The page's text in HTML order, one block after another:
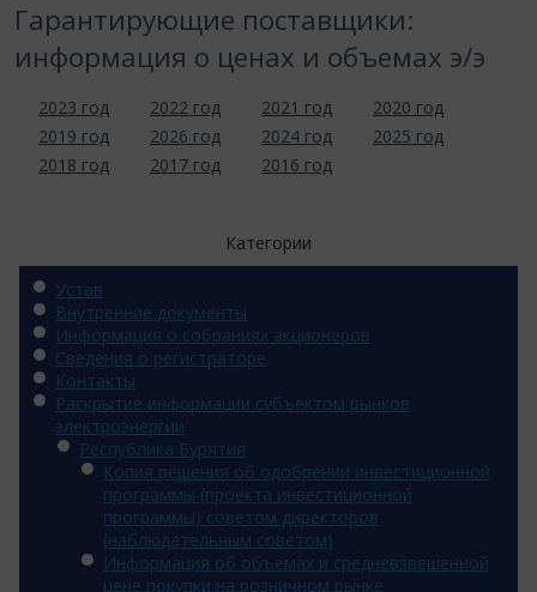
Гарантирующие поставщики:
информация о ценах и объемах э/э
2023 год 2022 год 2021 год
2020 год
2019 год
2026 год 2024 год
2025 год
2018 год
2017 год 2016 год
Категории
Устав
Внутренние документы
Информация о собраниях акционеров
Сведения о регистраторе
Контакты
Раскрытие информации субъектом рынков
электроэнергии
Республика Бурятия
Копия решения об одобрении инвестиционной
программы (проекта инвестиционной
программы) советом директоров
(наблюдательным советом)
Информация об объемах и средневзвешенной
цене покупки на розничном рынке